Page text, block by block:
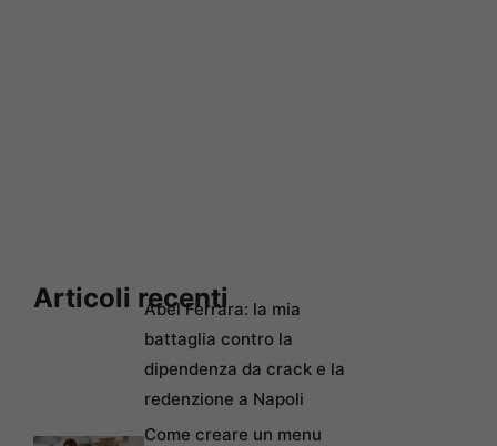
Articoli recenti
Abel Ferrara: la mia
battaglia contro la
dipendenza da crack e la
redenzione a Napoli
Come creare un menu